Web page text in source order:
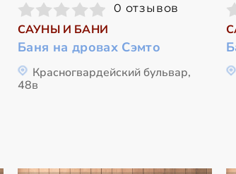
0 отзывов
САУНЫ И БАНИ
Баня на дровах Сэмто
Красногвардейский бульвар,
48в